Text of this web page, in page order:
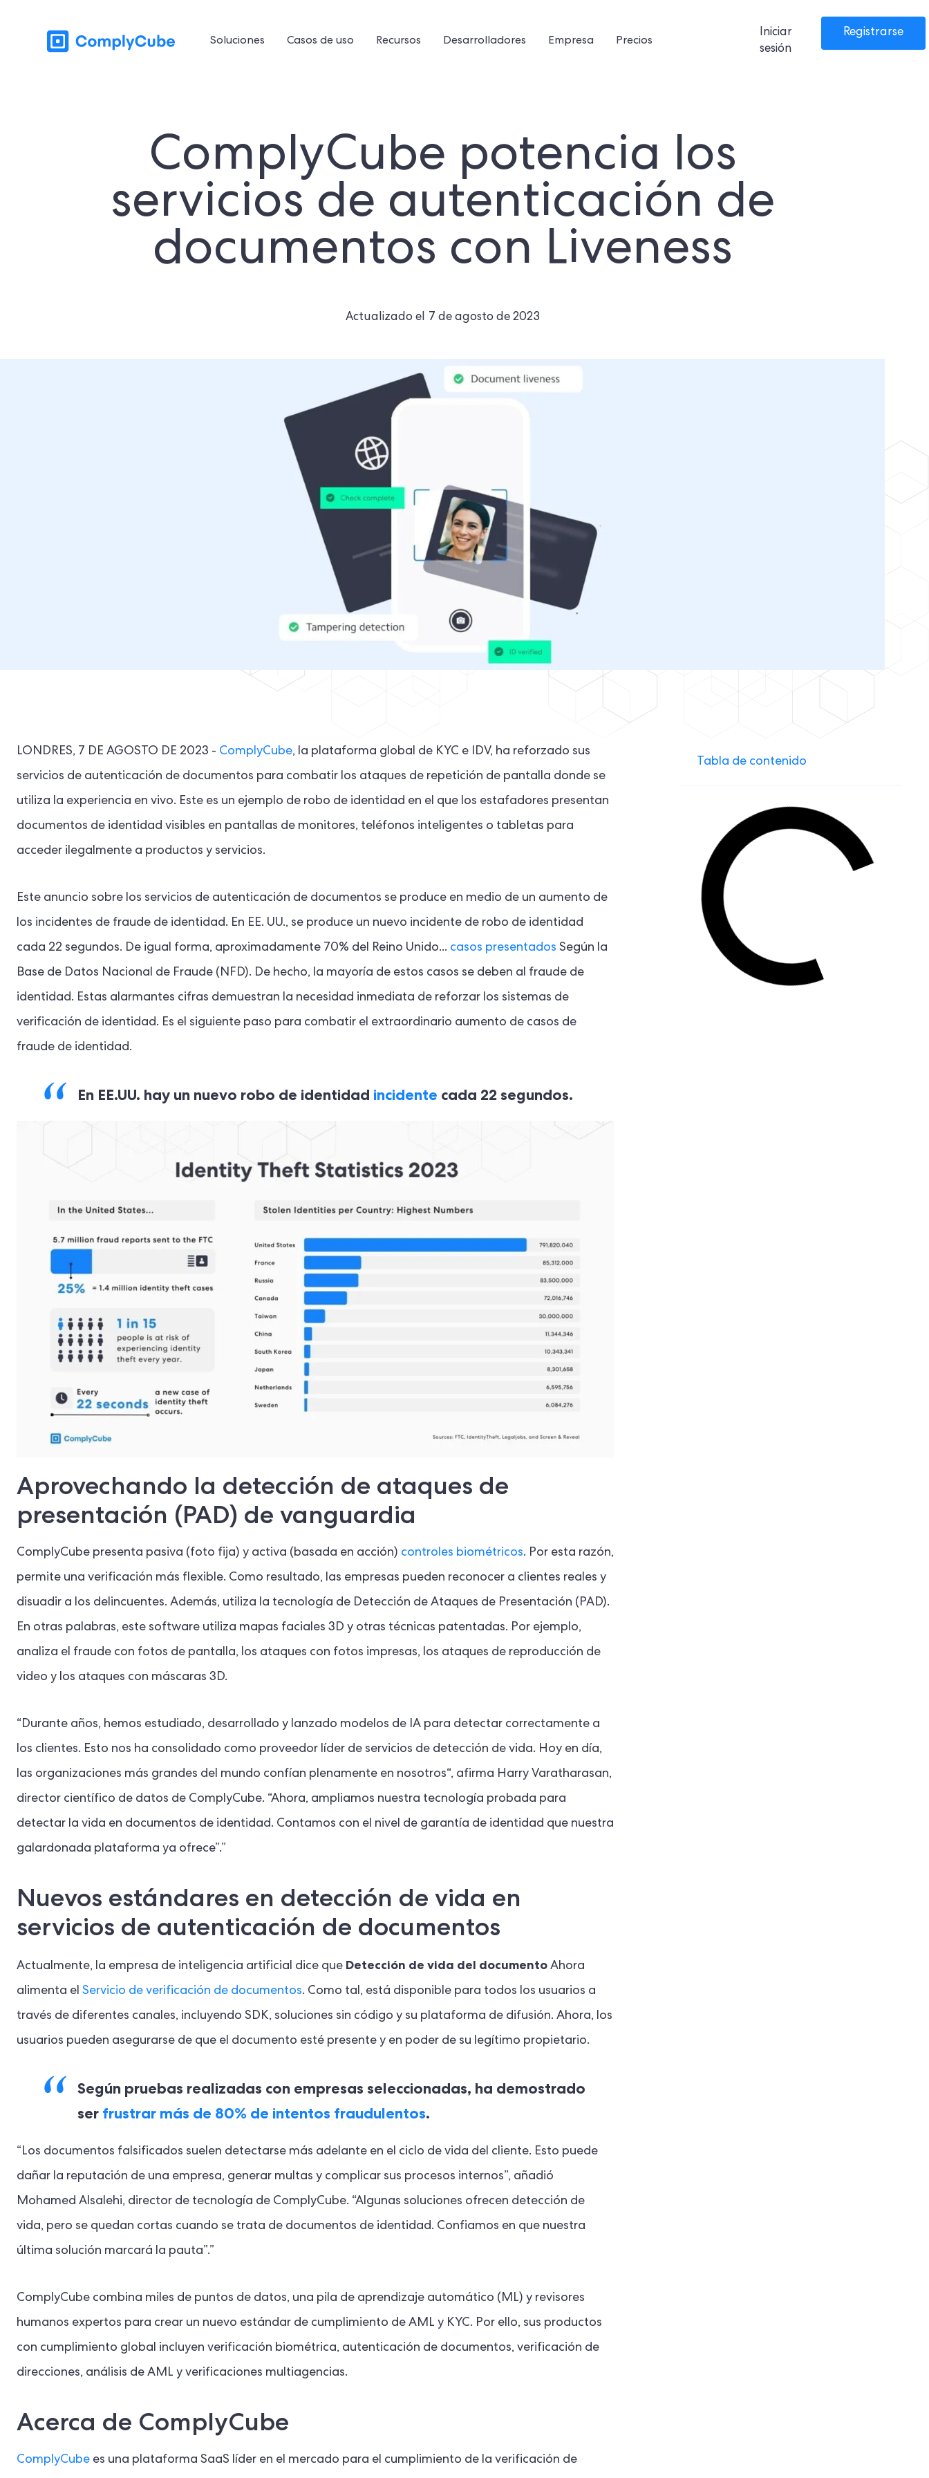
Soluciones Casos de uso Recursos Desarrolladores Empresa Precios
Iniciar
sesión
Registrarse
ComplyCube potencia los
servicios de autenticación de
documentos con Liveness
Actualizado el 7 de agosto de 2023
LONDRES, 7 DE AGOSTO DE 2023 - ComplyCube, la plataforma global de KYC e IDV, ha reforzado sus
servicios de autenticación de documentos para combatir los ataques de repetición de pantalla donde se
utiliza la experiencia en vivo. Este es un ejemplo de robo de identidad en el que los estafadores presentan
documentos de identidad visibles en pantallas de monitores, teléfonos inteligentes o tabletas para
acceder ilegalmente a productos y servicios.
Este anuncio sobre los servicios de autenticación de documentos se produce en medio de un aumento de
los incidentes de fraude de identidad. En EE. UU., se produce un nuevo incidente de robo de identidad
cada 22 segundos. De igual forma, aproximadamente 70% del Reino Unido... casos presentados Según la
Base de Datos Nacional de Fraude (NFD). De hecho, la mayoría de estos casos se deben al fraude de
identidad. Estas alarmantes cifras demuestran la necesidad inmediata de reforzar los sistemas de
verificación de identidad. Es el siguiente paso para combatir el extraordinario aumento de casos de
fraude de identidad.
En EE.UU. hay un nuevo robo de identidad incidente cada 22 segundos.
Aprovechando la detección de ataques de
presentación (PAD) de vanguardia
ComplyCube presenta pasiva (foto fija) y activa (basada en acción) controles biométricos. Por esta razón,
permite una verificación más flexible. Como resultado, las empresas pueden reconocer a clientes reales y
disuadir a los delincuentes. Además, utiliza la tecnología de Detección de Ataques de Presentación (PAD).
En otras palabras, este software utiliza mapas faciales 3D y otras técnicas patentadas. Por ejemplo,
analiza el fraude con fotos de pantalla, los ataques con fotos impresas, los ataques de reproducción de
video y los ataques con máscaras 3D.
“Durante años, hemos estudiado, desarrollado y lanzado modelos de IA para detectar correctamente a
los clientes. Esto nos ha consolidado como proveedor líder de servicios de detección de vida. Hoy en día,
las organizaciones más grandes del mundo confían plenamente en nosotros“, afirma Harry Varatharasan,
director científico de datos de ComplyCube. “Ahora, ampliamos nuestra tecnología probada para
detectar la vida en documentos de identidad. Contamos con el nivel de garantía de identidad que nuestra
galardonada plataforma ya ofrece”.”
Nuevos estándares en detección de vida en
servicios de autenticación de documentos
Actualmente, la empresa de inteligencia artificial dice que Detección de vida del documento Ahora
alimenta el Servicio de verificación de documentos. Como tal, está disponible para todos los usuarios a
través de diferentes canales, incluyendo SDK, soluciones sin código y su plataforma de difusión. Ahora, los
usuarios pueden asegurarse de que el documento esté presente y en poder de su legítimo propietario.
Según pruebas realizadas con empresas seleccionadas, ha demostrado
ser frustrar más de 80% de intentos fraudulentos.
“Los documentos falsificados suelen detectarse más adelante en el ciclo de vida del cliente. Esto puede
dañar la reputación de una empresa, generar multas y complicar sus procesos internos”, añadió
Mohamed Alsalehi, director de tecnología de ComplyCube. “Algunas soluciones ofrecen detección de
vida, pero se quedan cortas cuando se trata de documentos de identidad. Confiamos en que nuestra
última solución marcará la pauta”.”
ComplyCube combina miles de puntos de datos, una pila de aprendizaje automático (ML) y revisores
humanos expertos para crear un nuevo estándar de cumplimiento de AML y KYC. Por ello, sus productos
con cumplimiento global incluyen verificación biométrica, autenticación de documentos, verificación de
direcciones, análisis de AML y verificaciones multiagencias.
Acerca de ComplyCube
ComplyCube es una plataforma SaaS líder en el mercado para el cumplimiento de la verificación de
Tabla de contenido